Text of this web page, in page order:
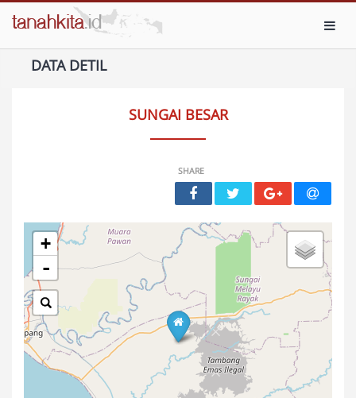
DATA DETIL
SUNGAI BESAR
SHARE
+
-